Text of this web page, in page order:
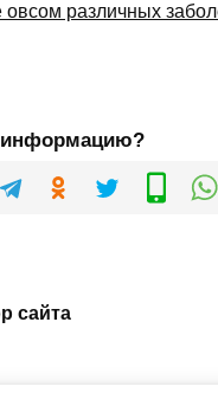
овсом различных
информацию?
сайта